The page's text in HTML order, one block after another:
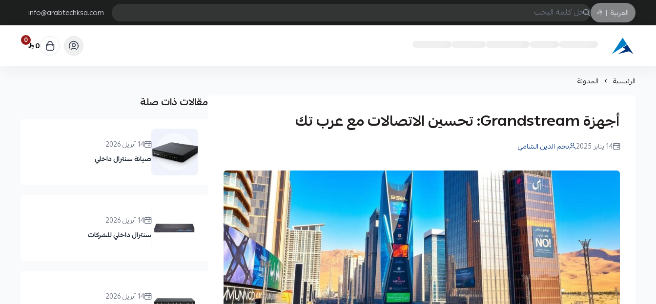
العربية |
info@arabtechksa.com
Arabtechksa
0 0
الرئيسية المدونة
أجهزة Grandstream: تحسين الاتصالات مع عرب تك
14 يناير 2025 نجم الدين الشامي
مقالات ذات صلة
14 أبريل 2026
صيانة سنترال داخلي
14 أبريل 2026
سنترال داخلي للشركات
14 أبريل 2026